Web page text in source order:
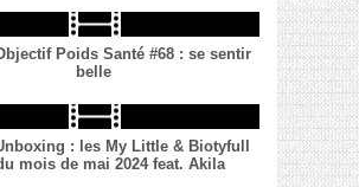
Poids Santé #68 : se sentir
belle
: les My Little & Biotyfull
mois de mai 2024 feat. Akila